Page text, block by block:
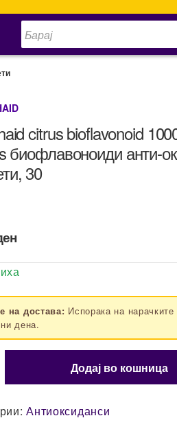
Products
search
citrus bioflavonoid
биофлавоноиди анти-
30
на достава: Испорака на
дена.
Додај во кошница
Антиоксиданси